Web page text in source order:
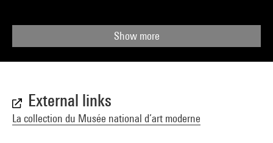
Show more
External links
La collection du Musée national d’art moderne